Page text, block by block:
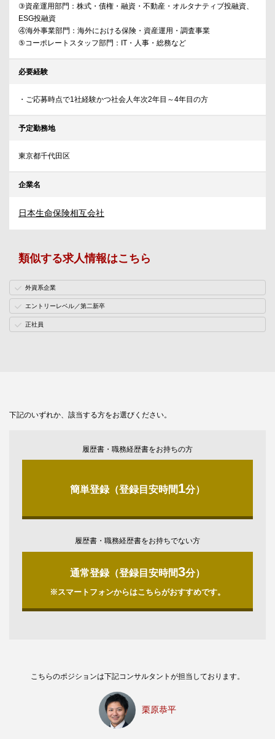
③資産運用部門：株式・債権・融資・不動産・オルタナティブ投融資、
ESG投融資
④海外事業部門：海外における保険・資産運用・調査事業
⑤コーポレートスタッフ部門：IT・人事・総務など
必要経験
・ご応募時点で1社経験かつ社会人年次2年目～4年目の方
予定勤務地
東京都千代田区
企業名
日本生命保険相互会社
類似する求人情報はこちら
外資系企業
エントリーレベル／第二新卒
正社員
下記のいずれか、該当する方をお選びください。
履歴書・職務経歴書をお持ちの方
簡単登録（登録目安時間1分）
履歴書・職務経歴書をお持ちでない方
通常登録（登録目安時間3分）
※スマートフォンからはこちらがおすすめです。
こちらのポジションは下記コンサルタントが担当しております。
栗原恭平